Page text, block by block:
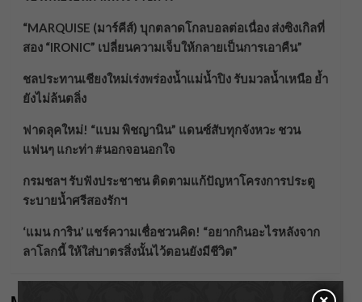
“MARQUISE (มาร์คีส์) บุกตลาดโกลบอลต่อเนื่อง ส่งซิงเกิลที่
สอง “IRONIC” เปลี่ยนความเจ็บให้กลายเป็นการเอาคืน”
ชลประทานเชียงใหม่เร่งพร่องน้ำแม่น้ำปิง รับมวลน้ำเหนือ ย้ำ
ยังไม่ล้นตลิ่ง
ฟาดลุคใหม่! “แบม พิชญานิน” แดนซ์สับทุกจังหวะ ชวน
แฟนๆ แกะท่า #นอกจอนอกใจ
กรมชลฯ รับฟังประชาชน ติดตามแก้ปัญหาโครงการประตู
ระบายน้ำศรีสองรักฯ
‘แมน การิน’ แชร์ความเชื่อชวนคิด! “อยากกินอะไรหลังจาก
ลาโลกนี้ ให้ใส่บาตรสิ่งนั้นไว้ตอนยังมีชีวิต”